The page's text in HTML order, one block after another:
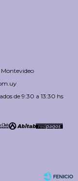
Montevideo
de 9:30 a 13:30 hs